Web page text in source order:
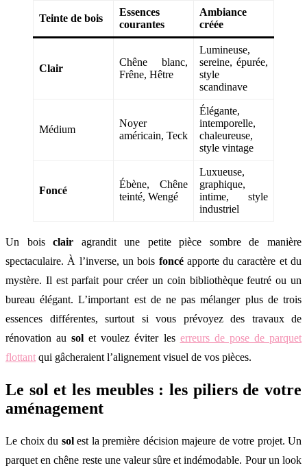
Teinte de bois
Essences
courantes
Ambiance
créée
Clair
Chêne blanc,
Frêne, Hêtre
Lumineuse,
sereine, épurée,
style
scandinave
Médium
Noyer
américain, Teck
Élégante,
intemporelle,
chaleureuse,
style vintage
Foncé
Ébène, Chêne
teinté, Wengé
Luxueuse,
graphique,
intime, style
industriel
Un boisclair agrandit une petite pièce sombre de manière
spectaculaire. À l’inverse, un bois foncéapporte du caractère et du
mystère. Il est parfait pour créer un coin bibliothèque feutré ou un
bureau élégant. L’important est de ne pas mélanger plus de trois
essences différentes, surtout si vous prévoyez des travaux de
rénovation ausol et voulez éviter les erreurs de pose de parquet
flottant qui gâcheraient l’alignement visuel de vos pièces.
Le sol et les meubles : les piliers de votre
aménagement
Le choix du solest la première décision majeure de votre projet. Un
parquet en chêne reste une valeur sûre et indémodable. Pour un look